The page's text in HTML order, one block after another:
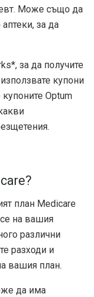
Може също да
за да
за да получите
купони
Optum
план Medicare
на вашия
различни
разходи и
вашия план.
да има